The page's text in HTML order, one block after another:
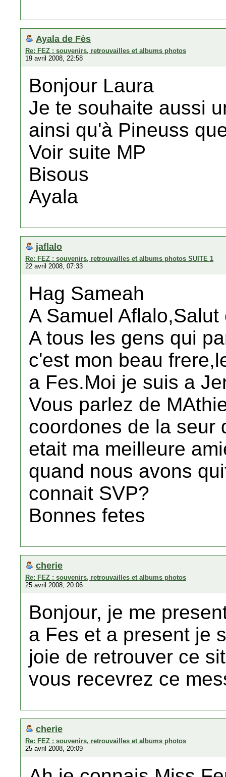
Ayala de Fès
Re: FEZ : souvenirs, retrouvailles et albums photos
19 avril 2008, 22:58
Bonjour Laura
Je te souhaite aussi
ainsi qu'à Pineuss
Voir suite MP
Bisous
Ayala
jaflalo
Re: FEZ : souvenirs, retrouvailles et albums photos SUITE 1
22 avril 2008, 07:33
Hag Sameah
A Samuel
A tous les gens qui
c'est mon beau
a Fes.Moi je suis a
Vous parlez de
coordones de la seur
etait ma meilleure
quand nous avons
connait SVP?
Bonnes fetes
cherie
Re: FEZ : souvenirs, retrouvailles et albums photos
25 avril 2008, 20:06
Bonjour, je me
a Fes et a present je
joie de retrouver ce
vous recevrez ce
cherie
Re: FEZ : souvenirs, retrouvailles et albums photos
25 avril 2008, 20:09